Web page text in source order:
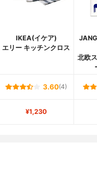
IKEA(イケア)
エリー キッチンクロス
北欧
3.60(4)
¥1,230